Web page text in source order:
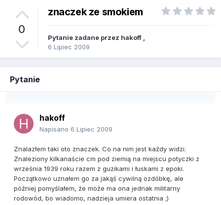
0
znaczek ze smokiem
Pytanie zadane przez hakoff
6 Lipiec 2009
Pytanie
hakoff
Napisano 6 Lipiec 2009
Znalazłem taki oto znaczek. Co na nim jest każdy widzi.
Znaleziony kilkanaście cm pod ziemią na miejscu potyczki z
września 1939 roku razem z guzikami i łuskami z epoki.
Początkowo uznałem go za jakąś cywilną ozdóbkę, ale
później pomyślałem, że może ma ona jednak militarny
rodowód, bo wiadomo, nadzieja umiera ostatnia ;)